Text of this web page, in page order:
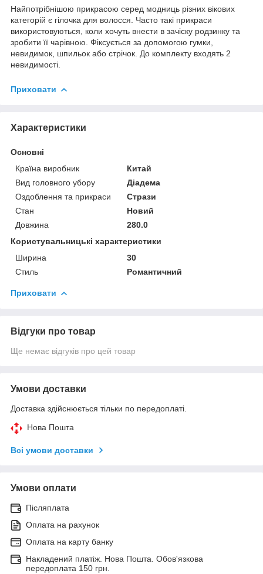
Найпотрібнішою прикрасою серед модниць різних вікових
категорій є гілочка для волосся. Часто такі прикраси
використовуються, коли хочуть внести в зачіску родзинку та
зробити її чарівною. Фіксується за допомогою гумки,
невидимок, шпильок або стрічок. До комплекту входять 2
невидимості.
Приховати
Характеристики
Основні
Країна виробник
Китай
Вид головного убору
Діадема
Оздоблення та прикраси
Стрази
Стан
Новий
Довжина
280.0
Користувальницькі характеристики
Ширина
30
Стиль
Романтичний
Приховати
Відгуки про товар
Ще немає відгуків про цей товар
Умови доставки
Доставка здійснюється тільки по передоплаті.
Нова Пошта
Всі умови доставки
Умови оплати
Післяплата
Оплата на рахунок
Оплата на карту банку
Накладений платіж. Нова Пошта. Обов'язкова
передоплата 150 грн.